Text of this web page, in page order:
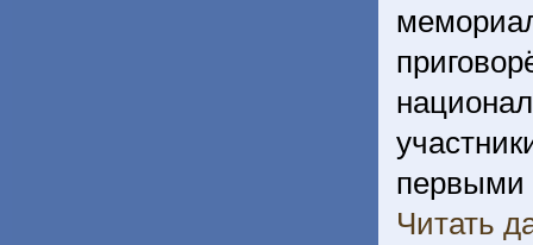
Читать